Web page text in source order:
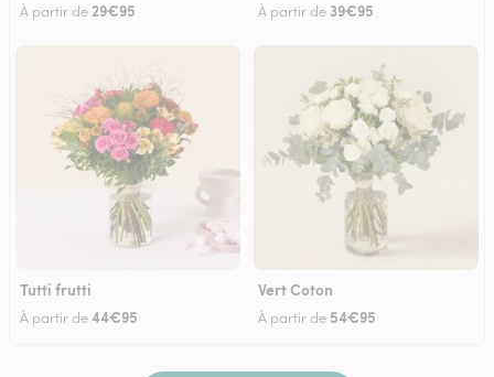
À partir de29€95 À partir de 39€95
Tutti frutti
À partir de44€95
Vert Coton
À partir de 54€95